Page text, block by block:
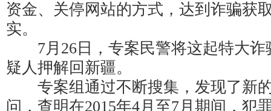
资金、关停网站的方式，达到诈骗获
实。
7月26日，专案民警将这起特大诈
疑人押解回新疆。
专案组通过不断搜集，发现了新
问，查明在2015年4月至7月期间，犯